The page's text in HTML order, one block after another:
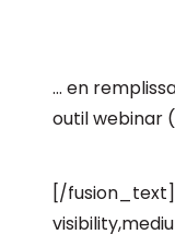
… en
outil webinar
[/